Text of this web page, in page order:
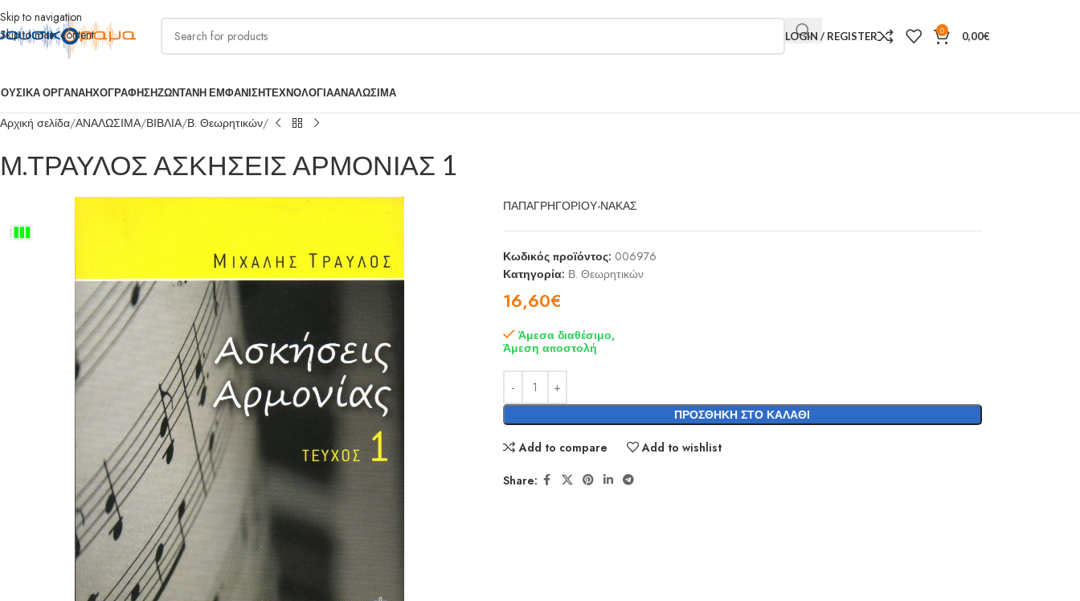
Skip to navigation
Skip to main content
LOGIN / REGISTER 0 0,00€
ΟΡΓΑΝΑΗΧΟΓΡΑΦΗΣΗΖΩΝΤΑΝΗ ΕΜΦΑΝΙΣΗΤΕΧΝΟΛΟΓΙΑΑΝΑΛΩΣΙΜΑ
Αρχική σελίδα ΑΝΑΛΩΣΙΜΑ ΒΙΒΛΙΑ Β. Θεωρητικών
Μ.ΤΡΑΥΛΟΣ ΑΣΚΗΣΕΙΣ ΑΡΜΟΝΙΑΣ 1
ΠΑΠΑΓΡΗΓΟΡΙΟΥ-ΝΑΚΑΣ
Κωδικός προϊόντος: 006976
Κατηγορία: Β. Θεωρητικών
16,60€
Άμεσα διαθέσιμο,
Άμεση αποστολή
ΠΡΟΣΘΉΚΗ ΣΤΟ ΚΑΛΆΘΙ
Add to compare Add to wishlist
Share: